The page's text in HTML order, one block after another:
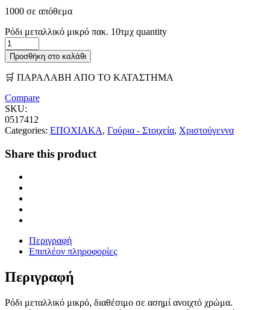
1000 σε απόθεμα
Ρόδι μεταλλικό μικρό πακ. 10τμχ quantity
Προσθήκη στο καλάθι
🛒 ΠΑΡΑΛΑΒΗ ΑΠΟ ΤΟ ΚΑΤΑΣΤΗΜΑ
Compare
SKU:
0517412
Categories: ΕΠΟΧΙΑΚΑ, Γούρια - Στοιχεία, Χριστούγεννα
Share this product
Περιγραφή
Επιπλέον πληροφορίες
Περιγραφή
Ρόδι μεταλλικό μικρό, διαθέσιμο σε ασημί ανοιχτό χρώμα.